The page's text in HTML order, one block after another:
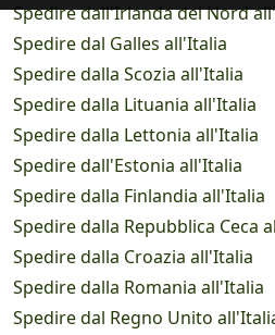
Spedire dall'Irlanda del Nord
Spedire dal Galles all'Italia
Spedire dalla Scozia all'Italia
Spedire dalla Lituania all'Italia
Spedire dalla Lettonia all'Italia
Spedire dall'Estonia all'Italia
Spedire dalla Finlandia all'Italia
Spedire dalla Repubblica Ceca
Spedire dalla Croazia all'Italia
Spedire dalla Romania all'Italia
Spedire dal Regno Unito